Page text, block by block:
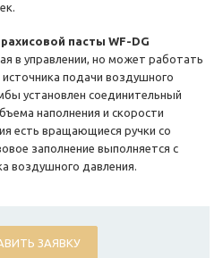
пасты WF-DG
в управлении, но может работать
подачи воздушного
установлен соединительный
наполнения и скорости
есть вращающиеся ручки со
заполнение выполняется с
воздушного давления.
ЗАЯВКУ